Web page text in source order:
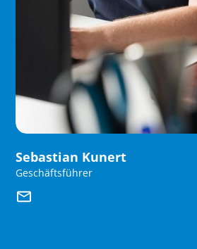
Sebastian Kunert
Geschäftsführer